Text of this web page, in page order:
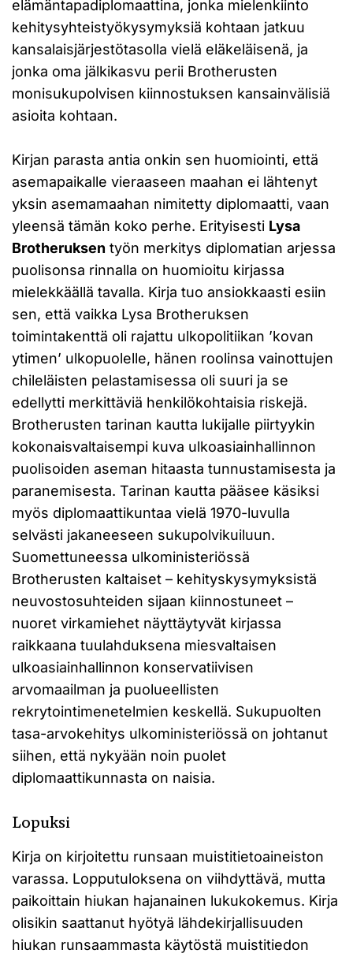
elämäntapadiplomaattina, jonka mielenkiinto
kehitysyhteistyökysymyksiä kohtaan jatkuu
kansalaisjärjestötasolla vielä eläkeläisenä, ja
jonka oma jälkikasvu perii Brotherusten
monisukupolvisen kiinnostuksen kansainvälisiä
asioita kohtaan.
Kirjan parasta antia onkin sen huomiointi, että
asemapaikalle vieraaseen maahan ei lähtenyt
yksin asemamaahan nimitetty diplomaatti, vaan
yleensä tämän koko perhe. Erityisesti Lysa
Brotheruksen työn merkitys diplomatian arjessa
puolisonsa rinnalla on huomioitu kirjassa
mielekkäällä tavalla. Kirja tuo ansiokkaasti esiin
sen, että vaikka Lysa Brotheruksen
toimintakenttä oli rajattu ulkopolitiikan ’kovan
ytimen’ ulkopuolelle, hänen roolinsa vainottujen
chileläisten pelastamisessa oli suuri ja se
edellytti merkittäviä henkilökohtaisia riskejä.
Brotherusten tarinan kautta lukijalle piirtyykin
kokonaisvaltaisempi kuva ulkoasiainhallinnon
puolisoiden aseman hitaasta tunnustamisesta ja
paranemisesta. Tarinan kautta pääsee käsiksi
myös diplomaattikuntaa vielä 1970-luvulla
selvästi jakaneeseen sukupolvikuiluun.
Suomettuneessa ulkoministeriössä
Brotherusten kaltaiset – kehityskysymyksistä
neuvostosuhteiden sijaan kiinnostuneet –
nuoret virkamiehet näyttäytyvät kirjassa
raikkaana tuulahduksena miesvaltaisen
ulkoasiainhallinnon konservatiivisen
arvomaailman ja puolueellisten
rekrytointimenetelmien keskellä. Sukupuolten
tasa-arvokehitys ulkoministeriössä on johtanut
siihen, että nykyään noin puolet
diplomaattikunnasta on naisia.
Lopuksi
Kirja on kirjoitettu runsaan muistitietoaineiston
varassa. Lopputuloksena on viihdyttävä, mutta
paikoittain hiukan hajanainen lukukokemus. Kirja
olisikin saattanut hyötyä lähdekirjallisuuden
hiukan runsaammasta käytöstä muistitiedon